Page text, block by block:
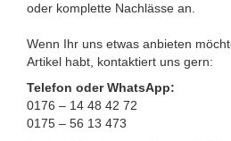
oder komplette Nachlässe an.
Wenn Ihr uns etwas anbieten
Artikel habt, kontaktiert uns gern:
Telefon oder WhatsApp:
0176 – 14 48 42 72
0175 – 56 13 473